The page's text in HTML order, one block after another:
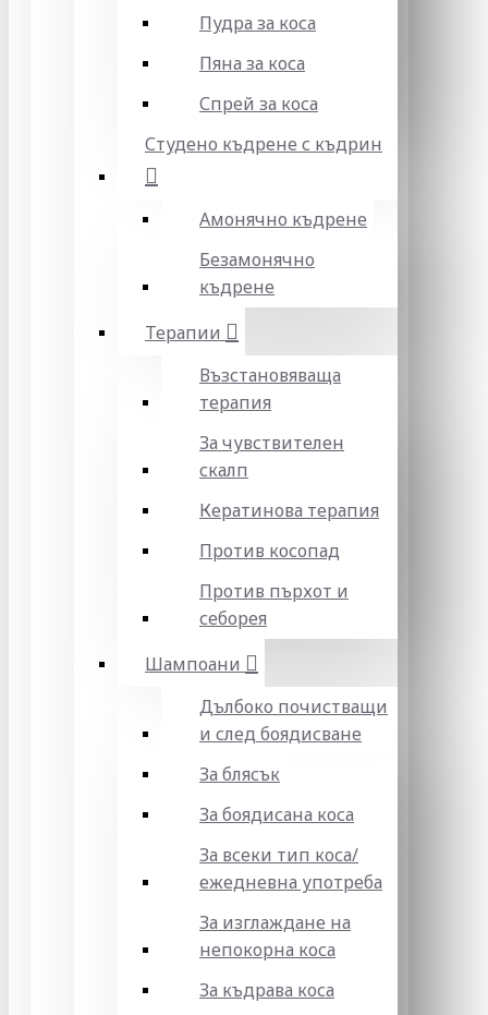
Пудра за коса
Пяна за коса
Спрей за коса
Студено къдрене с къдрин
Амонячно къдрене
Безамонячно
къдрене
Терапии
Възстановяваща
терапия
За чувствителен
скалп
Кератинова терапия
Против косопад
Против пърхот и
себорея
Шампоани
Дълбоко почистващи
и след боядисване
За блясък
За боядисана коса
За всеки тип коса/
ежедневна употреба
За изглаждане на
непокорна коса
За къдрава коса